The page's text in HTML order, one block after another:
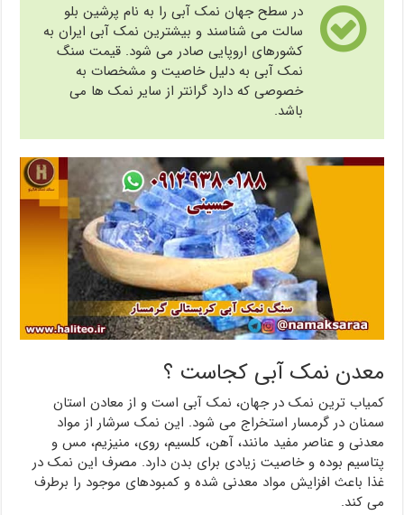
در سطح جهان نمک آبی را به نام پرشین بلو
سالت می شناسند و بیشترین نمک آبی ایران به
کشورهای اروپایی صادر می شود. قیمت سنگ
نمک آبی به دلیل خاصیت و مشخصات به
خصوصی که دارد گرانتر از سایر نمک ها می
باشد.
معدن نمک آبی کجاست ؟
کمیاب ترین نمک در جهان، نمک آبی است و از معادن استان
سمنان در گرمسار استخراج می شود. این نمک سرشار از مواد
معدنی و عناصر مفید مانند، آهن، کلسیم، روی، منیزیم، مس و
پتاسیم بوده و خاصیت زیادی برای بدن دارد. مصرف این نمک در
غذا باعث افزایش مواد معدنی شده و کمبودهای موجود را برطرف
می کند.